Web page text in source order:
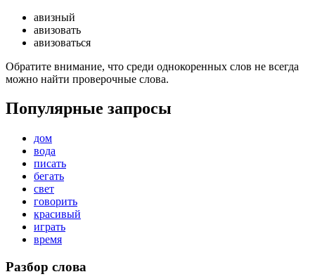
авизный
авизовать
авизоваться
Обратите внимание, что среди однокоренных слов не всегда
можно найти проверочные слова.
Популярные запросы
дом
вода
писать
бегать
свет
говорить
красивый
играть
время
Разбор слова